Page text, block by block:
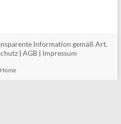
Information gemäß Art.
| AGB| Impressum
Home